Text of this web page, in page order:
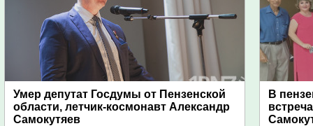
Умер депутат Госдумы от Пензенской
области, летчик-космонавт Александр
Самокутяев
В